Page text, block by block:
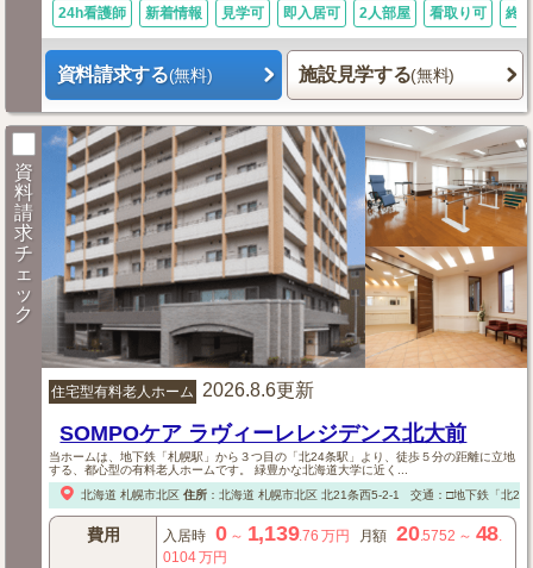
24h看護師 新着情報 見学可 即入居可 2人部屋 看取り可 終
資料請求する(無料) 施設見学する(無料)
資
料
請
求
チ
ェ
ッ
ク
住宅型有料老人ホーム 2026.8.6更新
SOMPOケア ラヴィーレレジデンス北大前
当ホームは、地下鉄「札幌駅」から３つ目の「北24条駅」より、徒歩５分の距離に立地
する、都心型の有料老人ホームです。 緑豊かな北海道大学に近く...
北海道 札幌市北区 住所： 北海道 札幌市北区北21条西5-2-1 交通：□地下鉄「北24
費用 入居時 0～ 1,139.76 万円 月額 20.5752 ～ 48.
0104万円